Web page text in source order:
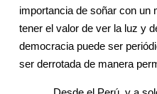
importancia de soñar con un
tener el valor de ver la luz y
democracia puede ser
ser derrotada de manera